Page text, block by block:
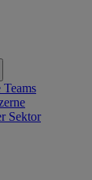
Sektor